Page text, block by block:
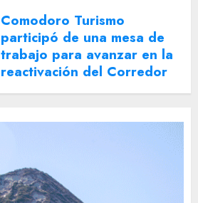
Comodoro Turismo
participó de una mesa de
trabajo para avanzar en la
reactivación del Corredor
Turístico Integrado